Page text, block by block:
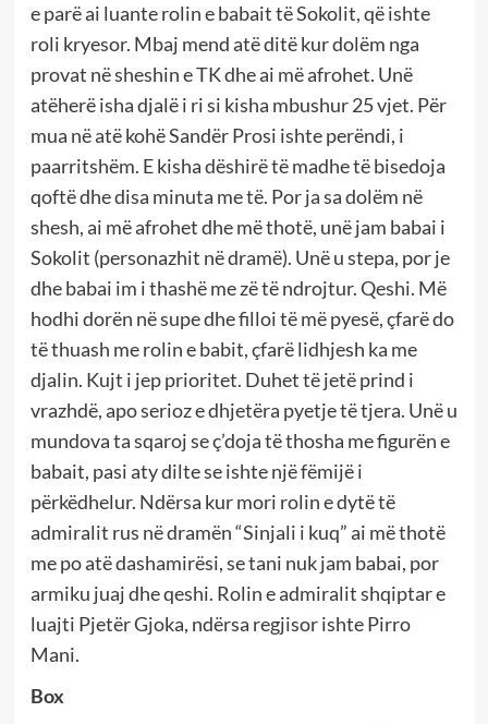
e parë ai luante rolin e babait të Sokolit, që ishte
roli kryesor. Mbaj mend atë ditë kur dolëm nga
provat në sheshin e TK dhe ai më afrohet. Unë
atëherë isha djalë i ri si kisha mbushur 25 vjet. Për
mua në atë kohë Sandër Prosi ishte perëndi, i
paarritshëm. E kisha dëshirë të madhe të bisedoja
qoftë dhe disa minuta me të. Por ja sa dolëm në
shesh, ai më afrohet dhe më thotë, unë jam babai i
Sokolit (personazhit në dramë). Unë u stepa, por je
dhe babai im i thashë me zë të ndrojtur. Qeshi. Më
hodhi dorën në supe dhe filloi të më pyesë, çfarë do
të thuash me rolin e babit, çfarë lidhjesh ka me
djalin. Kujt i jep prioritet. Duhet të jetë prind i
vrazhdë, apo serioz e dhjetëra pyetje të tjera. Unë u
mundova ta sqaroj se ç’doja të thosha me figurën e
babait, pasi aty dilte se ishte një fëmijë i
përkëdhelur. Ndërsa kur mori rolin e dytë të
admiralit rus në dramën “Sinjali i kuq” ai më thotë
me po atë dashamirësi, se tani nuk jam babai, por
armiku juaj dhe qeshi. Rolin e admiralit shqiptar e
luajti Pjetër Gjoka, ndërsa regjisor ishte Pirro
Mani.
Box